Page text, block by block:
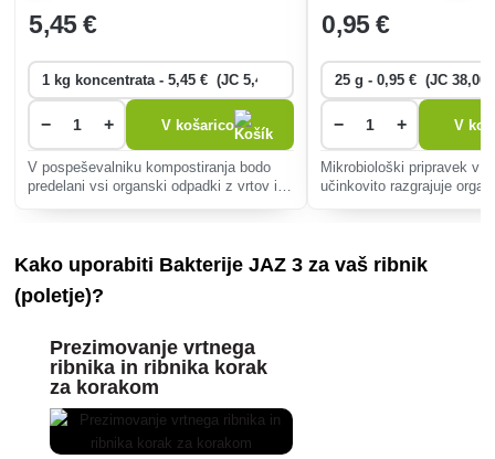
5,45 €
− + V košarico
V pospeševalniku kompostiranja bodo
predelani vsi organski odpadki z vrtov in
0,95 €
− + V
Mikrobiološki pripravek v
učinkovito razgrajuje
odpravlja
Kako uporabiti Bakterije JAZ 3 za vaš ribnik
(poletje)?
Prezimovanje vrtnega
ribnika in ribnika korak
za korakom